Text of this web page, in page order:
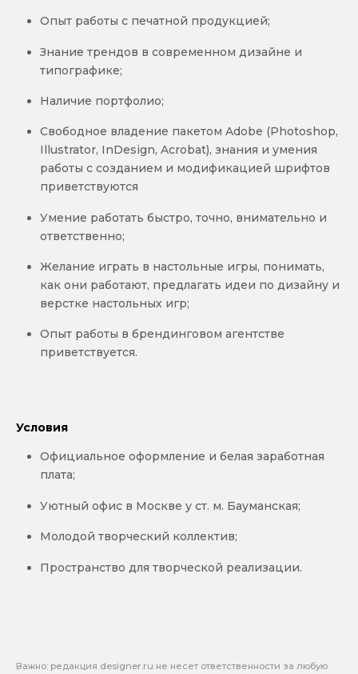
Опыт работы с печатной продукцией;
Знание трендов в современном дизайне и
типографике;
Наличие портфолио;
Свободное владение пакетом Adobe (Photoshop,
Illustrator, InDesign, Acrobat), знания и умения
работы с созданием и модификацией шрифтов
приветствуются
Умение работать быстро, точно, внимательно и
ответственно;
Желание играть в настольные игры, понимать,
как они работают, предлагать идеи по дизайну и
верстке настольных игр;
Опыт работы в брендинговом агентстве
приветствуется.
Условия
Официальное оформление и белая заработная
плата;
Уютный офис в Москве у ст. м. Бауманская;
Молодой творческий коллектив;
Пространство для творческой реализации.
Важно: pедакция designer.ru не несет ответственности за любую